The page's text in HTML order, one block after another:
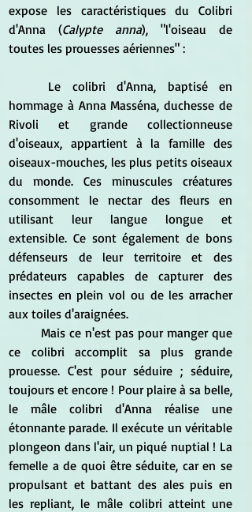
expose les caractéristiques du Colibri
d'Anna (Calypte anna), "l'oiseau de
toutes les prouesses aériennes" :
hommage à Anna Masséna, duchesse de
Rivoli et grande collectionneuse
d'oiseaux, appartient à la famille des
oiseaux-mouches, les plus petits oiseaux
du monde. Ces minuscules créatures
consomment le nectar des fleurs en
utilisant leur langue longue et
extensible. Ce sont également de bons
défenseurs de leur territoire et des
prédateurs capables de capturer des
insectes en plein vol ou de les arracher
aux toiles d'araignées.
ce colibri accomplit sa plus grande
prouesse. C'est pour séduire ; séduire,
toujours et encore ! Pour plaire à sa belle,
le mâle colibri d'Anna réalise une
étonnante parade. Il exécute un véritable
plongeon dans l'air, un piqué nuptial ! La
femelle a de quoi être séduite, car en se
propulsant et battant des ales puis en
les repliant, le mâle colibri atteint une